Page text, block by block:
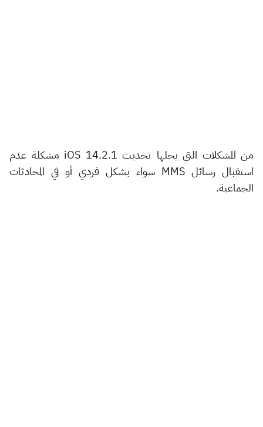
من المشكلات التي يحلها تحديث iOS 14.2.1 مشكلة عدم
استقبال رسائل MMS سواء بشكل فردي أو في المحادثات
الجماعية.